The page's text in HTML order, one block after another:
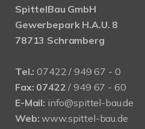
SpittelBau GmbH
Gewerbepark H.A.U. 8
78713 Schramberg
Tel.: 07422 / 949 67 - 0
Fax: 07422 / 949 67 - 60
E-Mail: info@spittel-bau.de
Web: www.spittel-bau.de